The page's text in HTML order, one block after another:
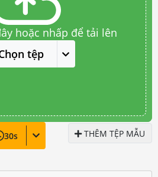
hoặc nhấp để tải lên
tệp
30s THÊM TỆP MẪU